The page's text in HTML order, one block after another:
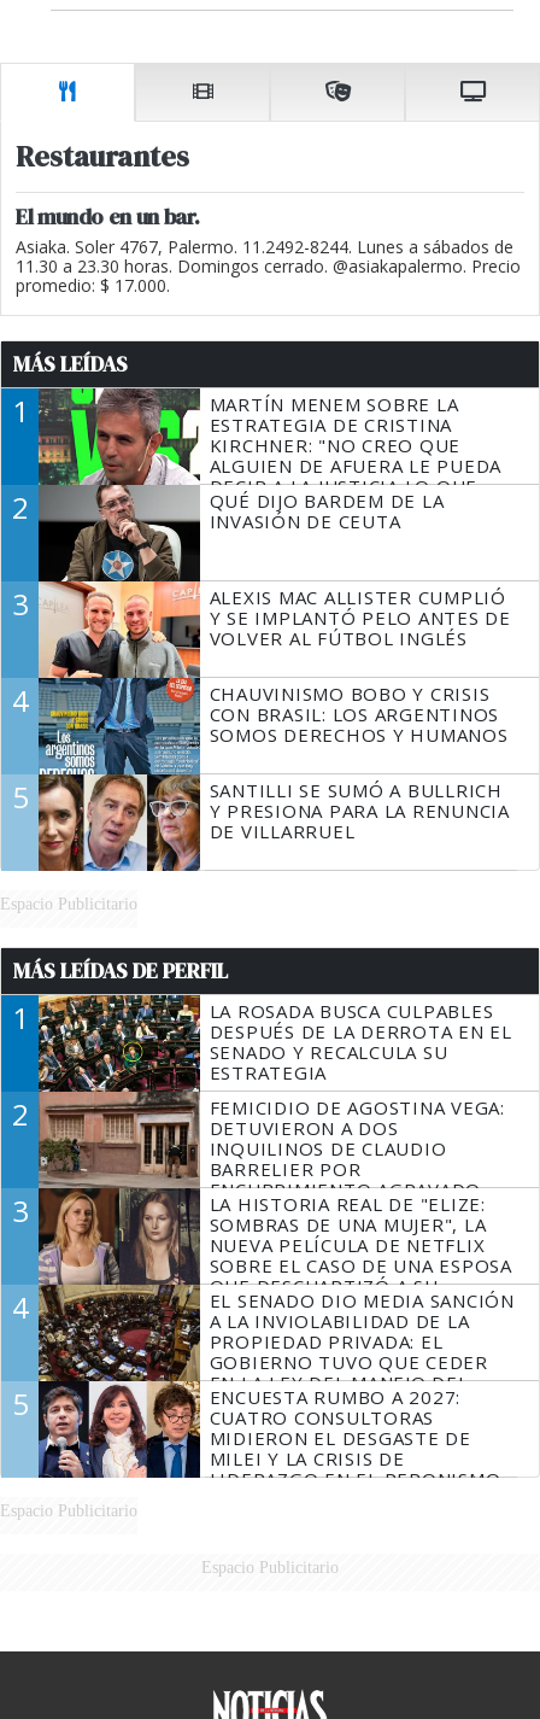
Restaurantes
El mundo en un bar.
Asiaka. Soler 4767, Palermo. 11.2492-8244. Lunes a sábados de
11.30 a 23.30 horas. Domingos cerrado. @asiakapalermo. Precio
promedio: $ 17.000.
MÁS LEÍDAS
1
MARTÍN MENEM SOBRE LA
ESTRATEGIA DE CRISTINA
KIRCHNER: "NO CREO QUE
ALGUIEN DE AFUERA LE PUEDA
DECIR A LA JUSTICIA LO QUE
TIENE QUE HACER"
2
QUÉ DIJO BARDEM DE LA
INVASIÓN DE CEUTA
3
ALEXIS MAC ALLISTER CUMPLIÓ
Y SE IMPLANTÓ PELO ANTES DE
VOLVER AL FÚTBOL INGLÉS
4
CHAUVINISMO BOBO Y CRISIS
CON BRASIL: LOS ARGENTINOS
SOMOS DERECHOS Y HUMANOS
5
SANTILLI SE SUMÓ A BULLRICH
Y PRESIONA PARA LA RENUNCIA
DE VILLARRUEL
Espacio Publicitario
MÁS LEÍDAS DE PERFIL
1
LA ROSADA BUSCA CULPABLES
DESPUÉS DE LA DERROTA EN EL
SENADO Y RECALCULA SU
ESTRATEGIA
2
FEMICIDIO DE AGOSTINA VEGA:
DETUVIERON A DOS
INQUILINOS DE CLAUDIO
BARRELIER POR
ENCUBRIMIENTO AGRAVADO
3
LA HISTORIA REAL DE "ELIZE:
SOMBRAS DE UNA MUJER", LA
NUEVA PELÍCULA DE NETFLIX
SOBRE EL CASO DE UNA ESPOSA
QUE DESCUARTIZÓ A SU
MARIDO
4
EL SENADO DIO MEDIA SANCIÓN
A LA INVIOLABILIDAD DE LA
PROPIEDAD PRIVADA: EL
GOBIERNO TUVO QUE CEDER
EN LA LEY DEL MANEJO DEL
FUEGO
5
ENCUESTA RUMBO A 2027:
CUATRO CONSULTORAS
MIDIERON EL DESGASTE DE
MILEI Y LA CRISIS DE
LIDERAZGO EN EL PERONISMO
Espacio Publicitario
Espacio Publicitario